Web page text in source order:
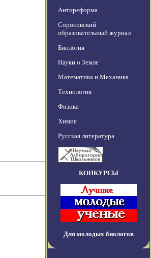
Антиреформа
Соросовский
образовательный журнал
Биология
Науки о Земле
Математика и Механика
Технология
Физика
Химия
Русская литература
КОНКУРСЫ
Для молодых биологов